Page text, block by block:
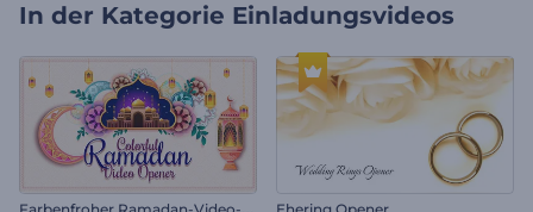
In der Kategorie Einladungsvideos
F
arbenfroher Ramadan-Video-Opener Ehering Opener